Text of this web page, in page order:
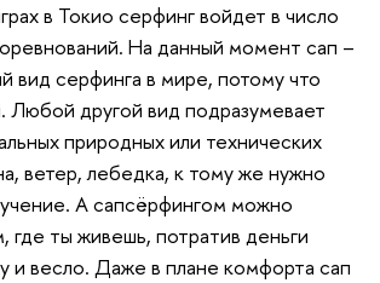
в Токио серфинг войдет в число
На данный момент сап –
вид серфинга в мире, потому что
Любой другой вид подразумевает
природных или технических
ветер, лебедка, к тому же нужно
А сапсёрфингом можно
где ты живешь, потратив деньги
и весло. Даже в плане комфорта сап